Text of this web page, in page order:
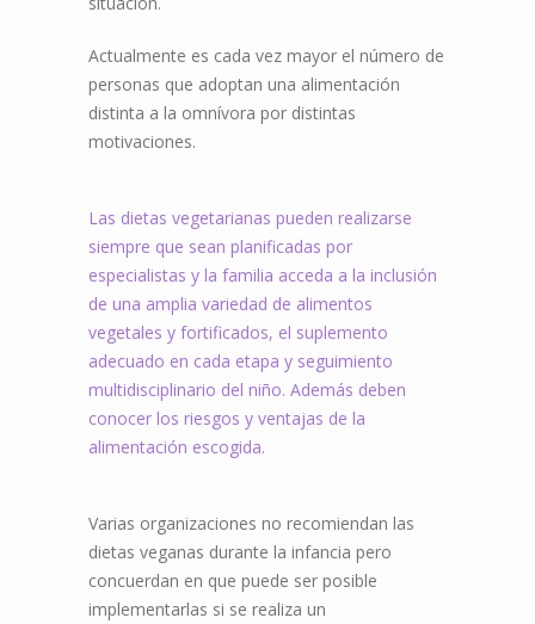
Actualmente es cada vez mayor el número de
personas que adoptan una alimentación
distinta a la omnívora por distintas
motivaciones.
Las dietas vegetarianas pueden realizarse
siempre que sean planificadas por
especialistas y la familia acceda a la inclusión
de una amplia variedad de alimentos
vegetales y fortificados, el suplemento
adecuado en cada etapa y seguimiento
multidisciplinario del niño. Además deben
conocer los riesgos y ventajas de la
alimentación escogida.
Varias organizaciones no recomiendan las
dietas veganas durante la infancia pero
concuerdan en que puede ser posible
implementarlas si se realiza un